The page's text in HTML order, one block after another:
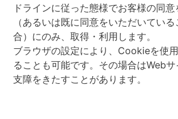
ドラインに従った態様でお客様の同
（あるいは既に同意をいただいてい
合）にのみ、取得・利用します。
ブラウザの設定により、Cookieを使
ることも可能です。その場合はWeb
支障をきたすことがあります。